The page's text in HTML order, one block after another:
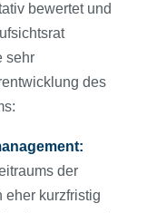
bewertet und
sehr
des
der
eher kurzfristig